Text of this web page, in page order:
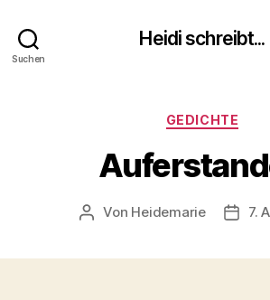
Suchen
Heidi schreibt...
GEDICHTE
Beitragsautor
Von Heidemarie 7.